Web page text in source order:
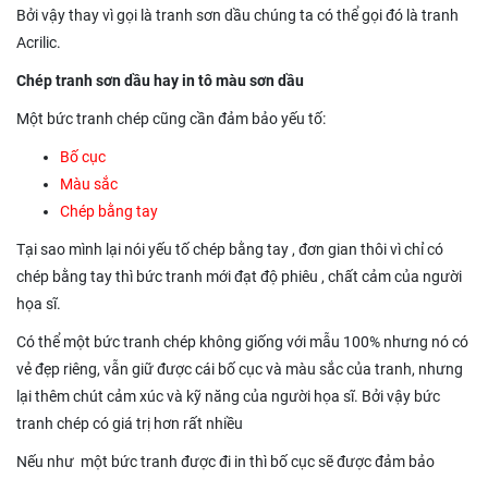
Bởi vậy thay vì gọi là tranh sơn dầu chúng ta có thể gọi đó là tranh
Acrilic.
Chép tranh sơn dầu hay in tô màu sơn dầu
Một bức tranh chép cũng cần đảm bảo yếu tố:
Bố cục
Màu sắc
Chép bằng tay
Tại sao mình lại nói yếu tố chép bằng tay , đơn gian thôi vì chỉ có
chép bằng tay thì bức tranh mới đạt độ phiêu , chất cảm của người
họa sĩ.
Có thể một bức tranh chép không giống với mẫu 100% nhưng nó có
vẻ đẹp riêng, vẫn giữ được cái bố cục và màu sắc của tranh, nhưng
lại thêm chút cảm xúc và kỹ năng của người họa sĩ. Bởi vậy bức
tranh chép có giá trị hơn rất nhiều
Nếu như một bức tranh được đi in thì bố cục sẽ được đảm bảo